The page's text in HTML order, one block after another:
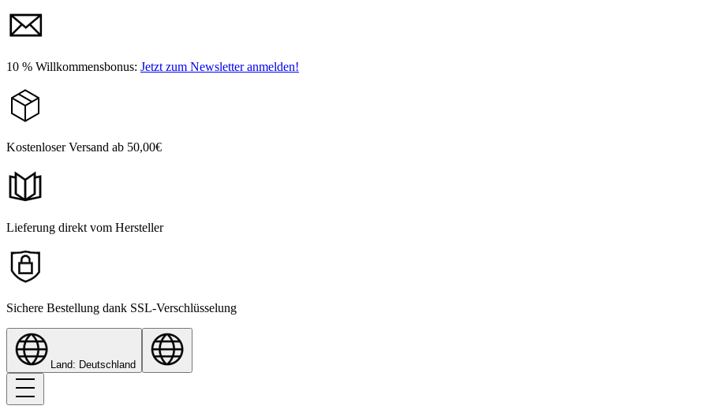
10 % Willkommensbonus: Jetzt zum Newsletter anmelden!
Kostenloser Versand ab 50,00€
Lieferung direkt vom Hersteller
Sichere Bestellung dank SSL-Verschlüsselung
Land: Deutschland